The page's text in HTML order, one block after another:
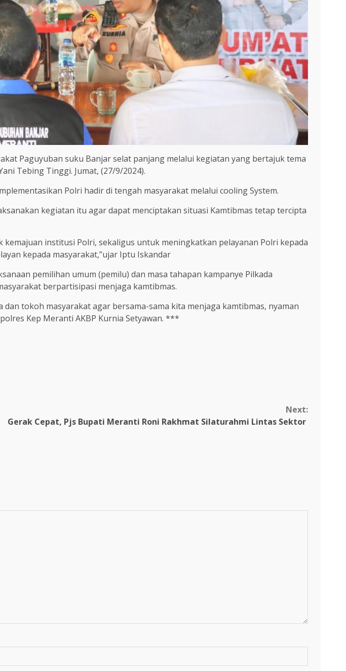
Paguyuban suku Banjar selat panjang melalui kegiatan yang bertajuk tema
Tebing Tinggi. Jumat, (27/9/2024).
Polri hadir di tengah masyarakat melalui cooling System.
kegiatan itu agar dapat menciptakan situasi Kamtibmas tetap tercipta
institusi Polri, sekaligus untuk meningkatkan pelayanan Polri kepada
kepada masyarakat,”ujar Iptu Iskandar
pemilihan umum (pemilu) dan masa tahapan kampanye Pilkada
berpartisipasi menjaga kamtibmas.
tokoh masyarakat agar bersama-sama kita menjaga kamtibmas, nyaman
Kep Meranti AKBP Kurnia Setyawan. ***
Next:
Gerak Cepat, Pjs Bupati Meranti Roni Rakhmat Silaturahmi Lintas Sektor